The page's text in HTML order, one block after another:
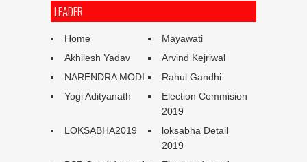
LEADER
Home
Mayawati
Akhilesh Yadav
Arvind Kejriwal
NARENDRA MODI
Rahul Gandhi
Yogi Adityanath
Election Commision
2019
LOKSABHA2019
loksabha Detail
2019